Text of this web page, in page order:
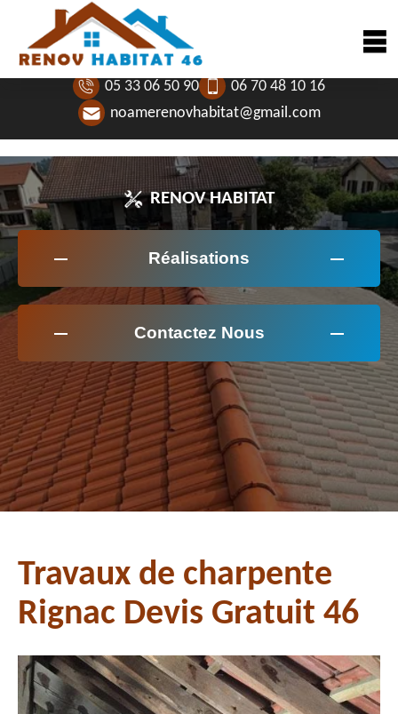
05 33 06 50 90
06 70 48 10 16
noamerenovhabitat@gmail.com
RENOV HABITAT
Réalisations
Contactez Nous
Travaux de charpente
Rignac Devis Gratuit 46